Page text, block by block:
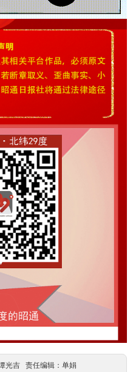
光吉 责任编辑：单娟